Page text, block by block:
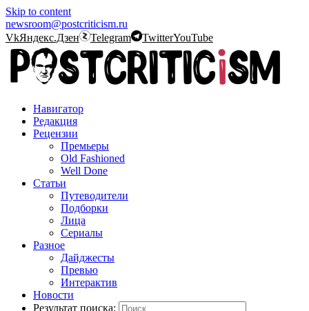
Skip to content
newsroom@postcriticism.ru
VkЯндекс.Дзен Telegram TwitterYouTube
Навигатор
Редакция
Рецензии
Премьеры
Old Fashioned
Well Done
Статьи
Путеводители
Подборки
Лица
Сериалы
Разное
Дайджесты
Превью
Интерактив
Новости
Результат поиска: